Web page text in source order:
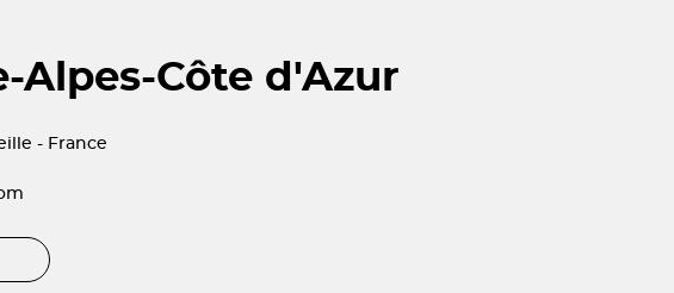
Alpes-Côte d'Azur
- France